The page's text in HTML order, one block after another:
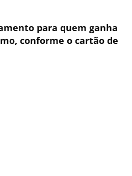
para quem ganha
conforme o cartão de